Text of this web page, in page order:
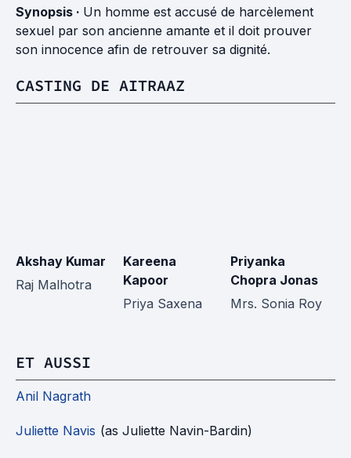
Synopsis · Un homme est accusé de harcèlement
sexuel par son ancienne amante et il doit prouver
son innocence afin de retrouver sa dignité.
CASTING DE AITRAAZ
Akshay Kumar
Raj Malhotra
Kareena
Kapoor
Priya Saxena
Priyanka
Chopra Jonas
Mrs. Sonia Roy
ET AUSSI
Anil Nagrath
Juliette Navis (as Juliette Navin-Bardin)